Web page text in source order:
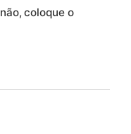
coloque o